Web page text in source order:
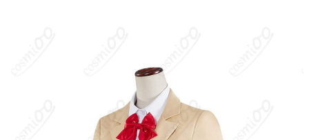
ハンガーに吊るす、収納ケースに入れる、
衣装袋に保管
新品未使用
手洗い推奨、漂白不可